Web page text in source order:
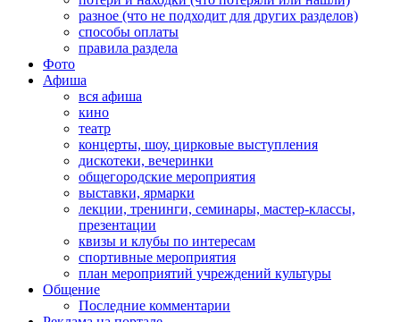
разное (что не подходит для других разделов)
способы оплаты
правила раздела
Фото
Афиша
вся афиша
кино
театр
концерты, шоу, цирковые выступления
дискотеки, вечеринки
общегородские мероприятия
выставки, ярмарки
лекции, тренинги, семинары, мастер-классы,
презентации
квизы и клубы по интересам
спортивные мероприятия
план мероприятий учреждений культуры
Общение
Последние комментарии